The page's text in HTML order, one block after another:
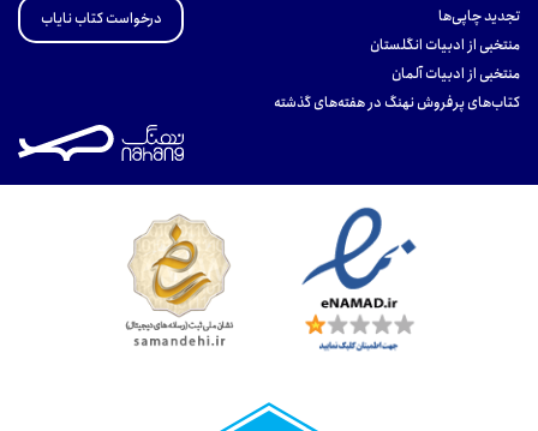
تجدید چاپی‌ها
منتخبی از ادبیات انگلستان
منتخبی از ادبیات آلمان
کتاب‌های پرفروش نهنگ در هفته‌های گذشته
درخواست کتاب نایاب